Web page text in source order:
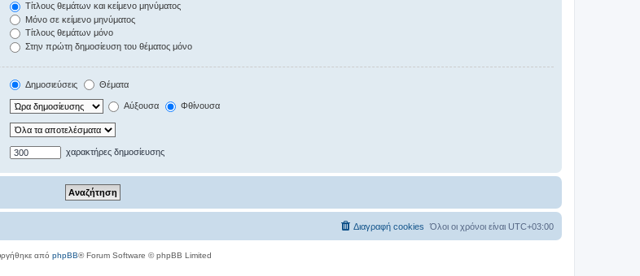
Τίτλους θεμάτων και κείμενο μηνύματος
Μόνο σε κείμενο μηνύματος
Τίτλους θεμάτων μόνο
Στην πρώτη δημοσίευση του θέματος μόνο
Δημοσιεύσεις Θέματα
Αύξουσα Φθίνουσα
χαρακτήρες δημοσίευσης
Όλοι οι χρόνοι είναι UTC+03:00
Διαγραφή cookies
από phpBB® Forum Software © phpBB Limited